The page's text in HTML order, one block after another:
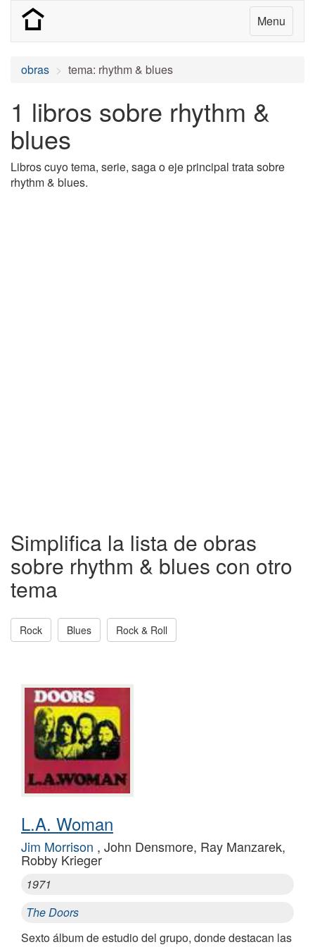
Menu
obras tema: rhythm & blues
1 libros sobre rhythm &
blues
Libros cuyo tema, serie, saga o eje principal trata sobre
rhythm & blues.
Simplifica la lista de obras
sobre rhythm & blues con otro
tema
Rock Blues Rock & Roll
L.A. Woman
Jim Morrison , John Densmore, Ray Manzarek,
Robby Krieger
1971
The Doors
Sexto álbum de estudio del grupo, donde destacan las